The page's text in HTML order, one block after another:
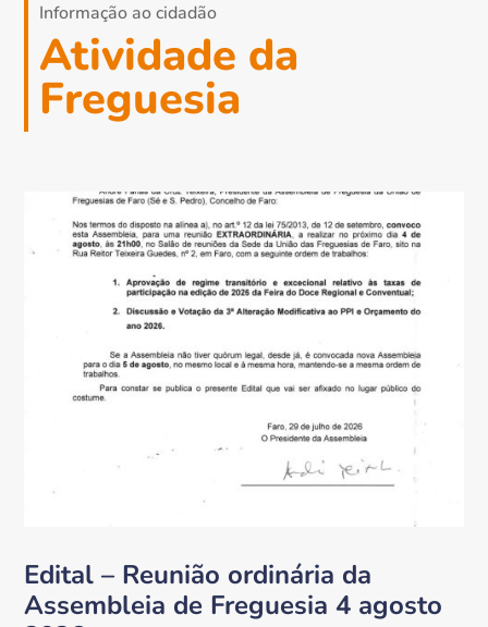
Informação ao cidadão
Atividade da
Freguesia
Edital – Reunião ordinária da
Assembleia de Freguesia 4 agosto